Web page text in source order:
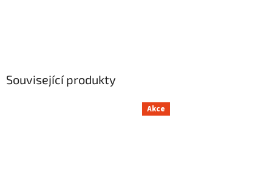
Související produkty
Akce